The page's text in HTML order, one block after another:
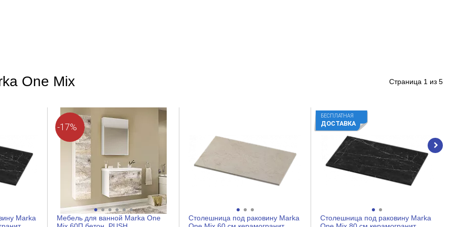
Нет
Нет
One Mix Страница 1 из 5
Marka
-17%
Мебель для ванной Marka One
Столешница под раковину Marka
БЕСПЛАТНАЯ
ДОСТАВКА
Столешница под раковину Marka